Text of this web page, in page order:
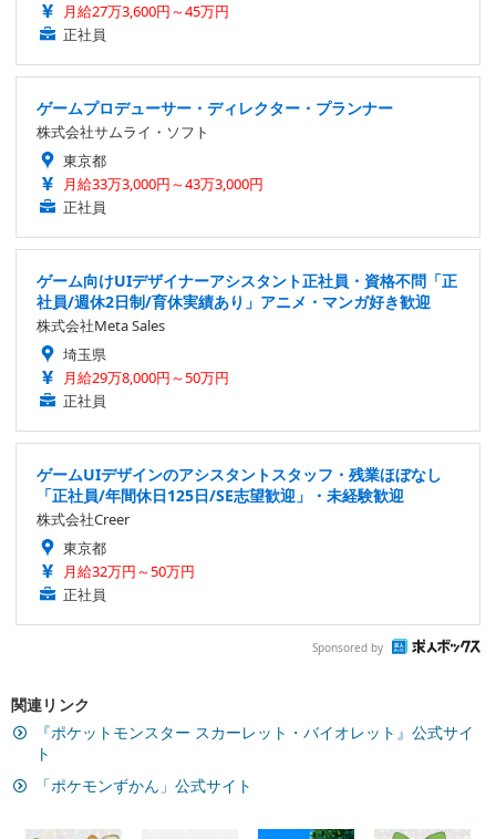
月給27万3,600円～45万円
正社員
ゲームプロデューサー・ディレクター・プランナー
株式会社サムライ・ソフト
東京都
月給33万3,000円～43万3,000円
正社員
ゲーム向けUIデザイナーアシスタント正社員・資格不問「正
社員/週休2日制/育休実績あり」アニメ・マンガ好き歓迎
株式会社Meta Sales
埼玉県
月給29万8,000円～50万円
正社員
ゲームUIデザインのアシスタントスタッフ・残業ほぼなし
「正社員/年間休日125日/SE志望歓迎」・未経験歓迎
株式会社Creer
東京都
月給32万円～50万円
正社員
Sponsored by
関連リンク
『ポケットモンスター スカーレット・バイオレット』公式サイ
ト
「ポケモンずかん」公式サイト